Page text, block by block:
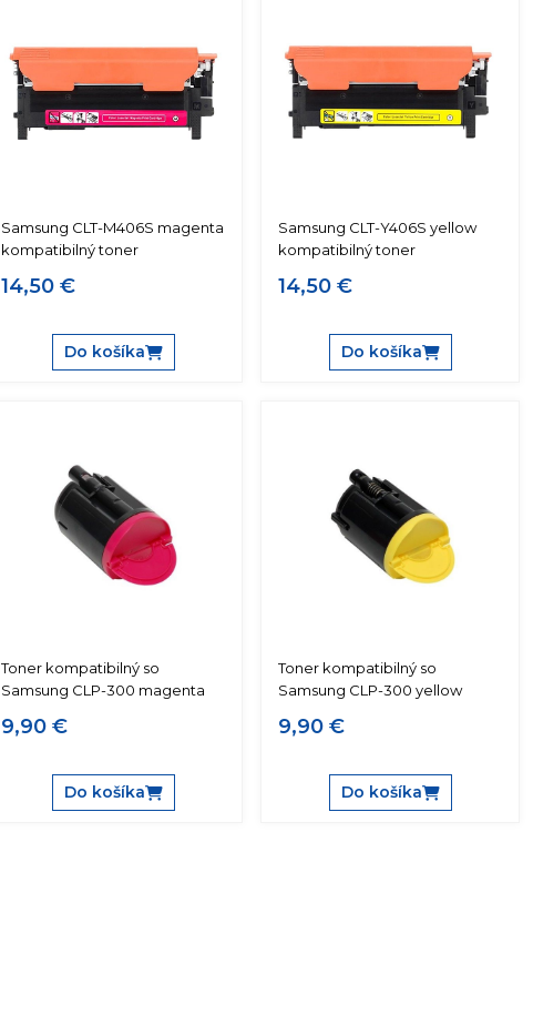
Samsung CLT-M406S magenta
kompatibilný toner
14,50 €
Do košíka
Samsung CLT-Y406S yellow
kompatibilný toner
14,50 €
Do košíka
Toner kompatibilný so
Samsung CLP-300 magenta
9,90 €
Do košíka
Toner kompatibilný so
Samsung CLP-300 yellow
9,90 €
Do košíka